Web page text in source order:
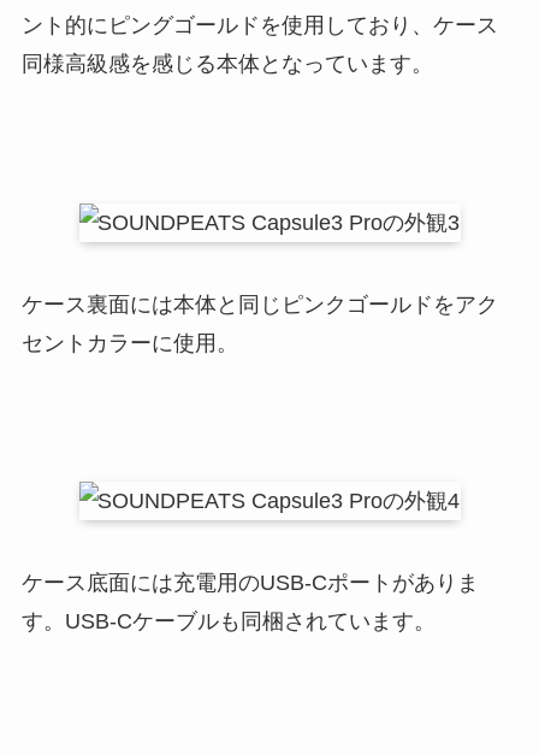
ント的にピングゴールドを使用しており、ケース
同様高級感を感じる本体となっています。
ケース裏面には本体と同じピンクゴールドをアク
セントカラーに使用。
ケース底面には充電用のUSB-Cポートがありま
す。USB-Cケーブルも同梱されています。